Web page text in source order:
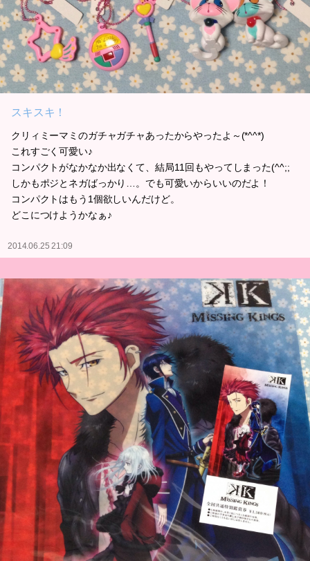
スキスキ！
クリィミーマミのガチャガチャあったからやったよ～(*^^*)
これすごく可愛い♪
コンパクトがなかなか出なくて、結局11回もやってしまった(^^;;
しかもポジとネガばっかり…。でも可愛いからいいのだよ！
コンパクトはもう1個欲しいんだけど。
どこにつけようかなぁ♪
2014.06.25 21:09